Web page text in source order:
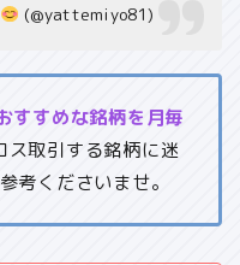
(@yattemiyo81)
すすめな銘柄を月毎
ス取引する銘柄に迷
考くださいませ。